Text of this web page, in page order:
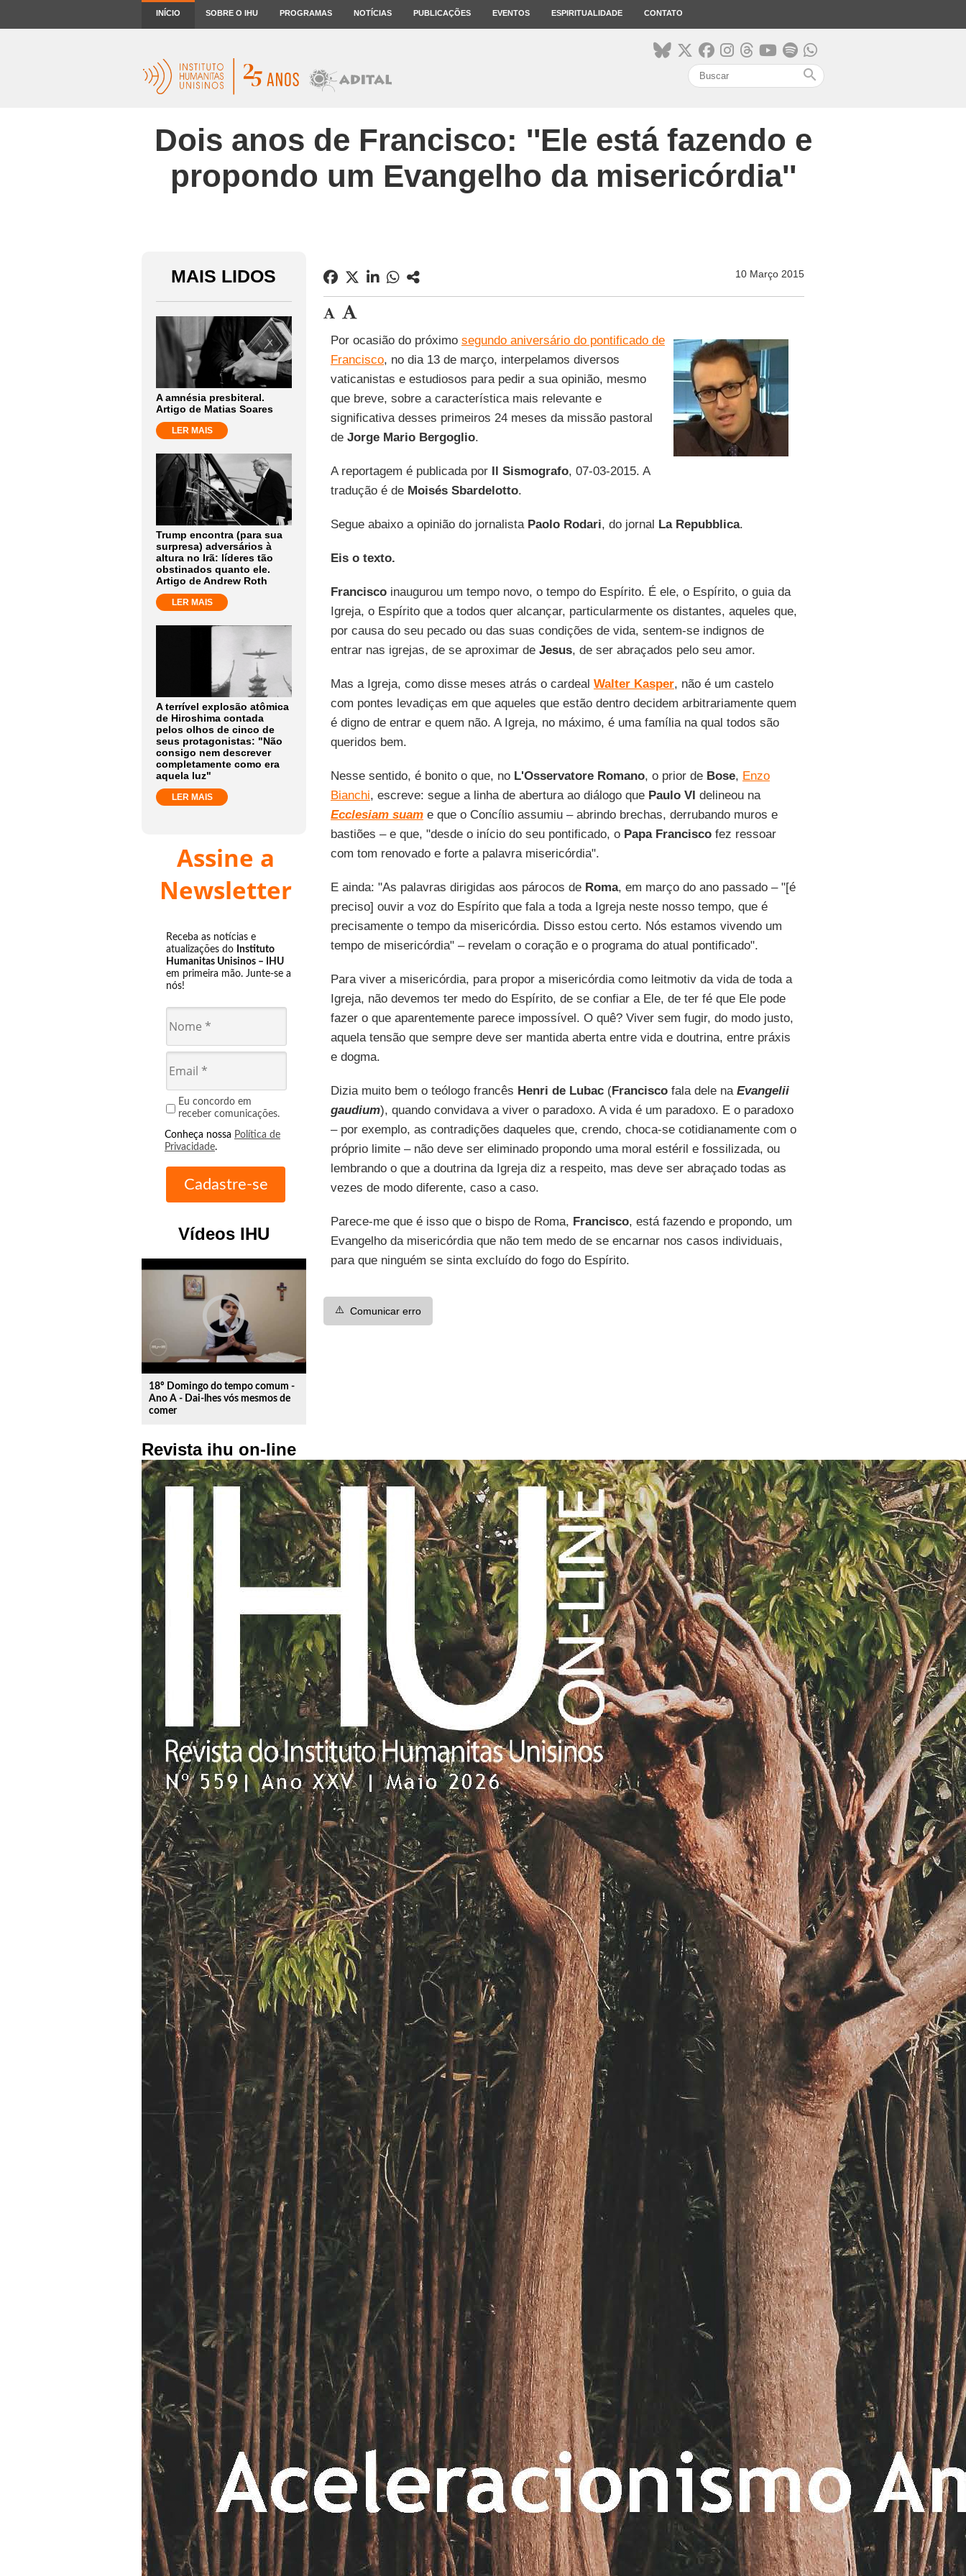
INÍCIO SOBRE O IHU PROGRAMAS NOTÍCIAS PUBLICAÇÕES EVENTOS ESPIRITUALIDADE CONTATO
search
Dois anos de Francisco: ''Ele está fazendo e
propondo um Evangelho da misericórdia''
MAIS LIDOS
A amnésia presbiteral.
Artigo de Matias Soares
LER MAIS
Trump encontra (para sua
surpresa) adversários à
altura no Irã: líderes tão
obstinados quanto ele.
Artigo de Andrew Roth
LER MAIS
A terrível explosão atômica
de Hiroshima contada
pelos olhos de cinco de
seus protagonistas: "Não
consigo nem descrever
completamente como era
aquela luz"
LER MAIS
Assine a
Newsletter
Receba as notícias e
atualizações do Instituto
Humanitas Unisinos – IHU
em primeira mão. Junte-se a
nós!
Eu concordo em
receber comunicações.
Conheça nossa Política de
Privacidade.
Vídeos IHU
play_circle_outline
18º Domingo do tempo comum -
Ano A - Dai-lhes vós mesmos de
comer
Revista ihu on-line
10 Março 2015
Por ocasião do próximo segundo aniversário do pontificado de
Francisco, no dia 13 de março, interpelamos diversos
vaticanistas e estudiosos para pedir a sua opinião, mesmo
que breve, sobre a característica mais relevante e
significativa desses primeiros 24 meses da missão pastoral
de Jorge Mario Bergoglio.
A reportagem é publicada por Il Sismografo, 07-03-2015. A
tradução é de Moisés Sbardelotto.
Segue abaixo a opinião do jornalista Paolo Rodari, do jornal La Repubblica.
Eis o texto.
Franciscoinaugurou um tempo novo, o tempo do Espírito. É ele, o Espírito, o guia da
Igreja, o Espírito que a todos quer alcançar, particularmente os distantes, aqueles que,
por causa do seu pecado ou das suas condições de vida, sentem-se indignos de
entrar nas igrejas, de se aproximar de Jesus, de ser abraçados pelo seu amor.
Mas a Igreja, como disse meses atrás o cardeal Walter Kasper, não é um castelo
com pontes levadiças em que aqueles que estão dentro decidem arbitrariamente quem
é digno de entrar e quem não. A Igreja, no máximo, é uma família na qual todos são
queridos bem.
Nesse sentido, é bonito o que, no L'Osservatore Romano, o prior de Bose, Enzo
Bianchi, escreve: segue a linha de abertura ao diálogo que Paulo VI delineou na
Ecclesiam suame que o Concílio assumiu – abrindo brechas, derrubando muros e
bastiões – e que, "desde o início do seu pontificado, o Papa Franciscofez ressoar
com tom renovado e forte a palavra misericórdia".
E ainda: "As palavras dirigidas aos párocos de Roma, em março do ano passado – "[é
preciso] ouvir a voz do Espírito que fala a toda a Igreja neste nosso tempo, que é
precisamente o tempo da misericórdia. Disso estou certo. Nós estamos vivendo um
tempo de misericórdia" – revelam o coração e o programa do atual pontificado".
Para viver a misericórdia, para propor a misericórdia como leitmotiv da vida de toda a
Igreja, não devemos ter medo do Espírito, de se confiar a Ele, de ter fé que Ele pode
fazer o que aparentemente parece impossível. O quê? Viver sem fugir, do modo justo,
aquela tensão que sempre deve ser mantida aberta entre vida e doutrina, entre práxis
e dogma.
Dizia muito bem o teólogo francês Henri de Lubac(Franciscofala dele na Evangelii
gaudium), quando convidava a viver o paradoxo. A vida é um paradoxo. E o paradoxo
– por exemplo, as contradições daqueles que, crendo, choca-se cotidianamente com o
próprio limite – não deve ser eliminado propondo uma moral estéril e fossilizada, ou
lembrando o que a doutrina da Igreja diz a respeito, mas deve ser abraçado todas as
vezes de modo diferente, caso a caso.
Parece-me que é isso que o bispo de Roma, Francisco, está fazendo e propondo, um
Evangelho da misericórdia que não tem medo de se encarnar nos casos individuais,
para que ninguém se sinta excluído do fogo do Espírito.
⚠️ Comunicar erro